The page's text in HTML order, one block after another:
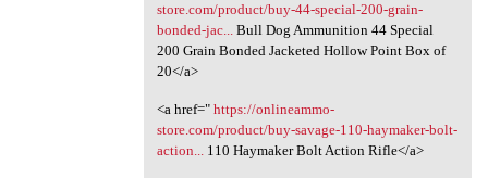
store.com/product/buy-44-special-200-grain-
bonded-jac...Bull Dog Ammunition 44 Special
200 Grain Bonded Jacketed Hollow Point Box of
20</a>
<a href=" https://onlineammo-
store.com/product/buy-savage-110-haymaker-bolt-
action...
110 Haymaker Bolt Action Rifle</a>